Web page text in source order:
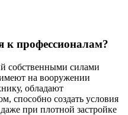
к профессионалам?
собственными силами
на вооружении
обладают
способно создать условия
при плотной застройке